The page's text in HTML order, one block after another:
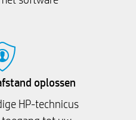
oplossen
HP-technicus